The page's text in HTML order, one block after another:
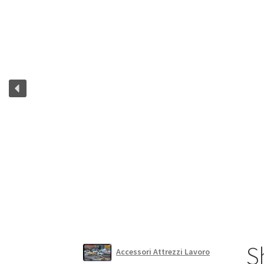
Accessori Attrezzi Lavoro